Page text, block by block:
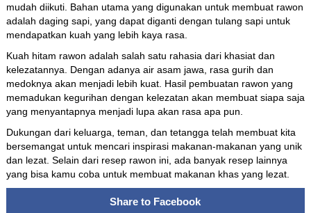
mudah diikuti. Bahan utama yang digunakan untuk membuat rawon
adalah daging sapi, yang dapat diganti dengan tulang sapi untuk
mendapatkan kuah yang lebih kaya rasa.
Kuah hitam rawon adalah salah satu rahasia dari khasiat dan
kelezatannya. Dengan adanya air asam jawa, rasa gurih dan
medoknya akan menjadi lebih kuat. Hasil pembuatan rawon yang
memadukan kegurihan dengan kelezatan akan membuat siapa saja
yang menyantapnya menjadi lupa akan rasa apa pun.
Dukungan dari keluarga, teman, dan tetangga telah membuat kita
bersemangat untuk mencari inspirasi makanan-makanan yang unik
dan lezat. Selain dari resep rawon ini, ada banyak resep lainnya
yang bisa kamu coba untuk membuat makanan khas yang lezat.
Share to Facebook